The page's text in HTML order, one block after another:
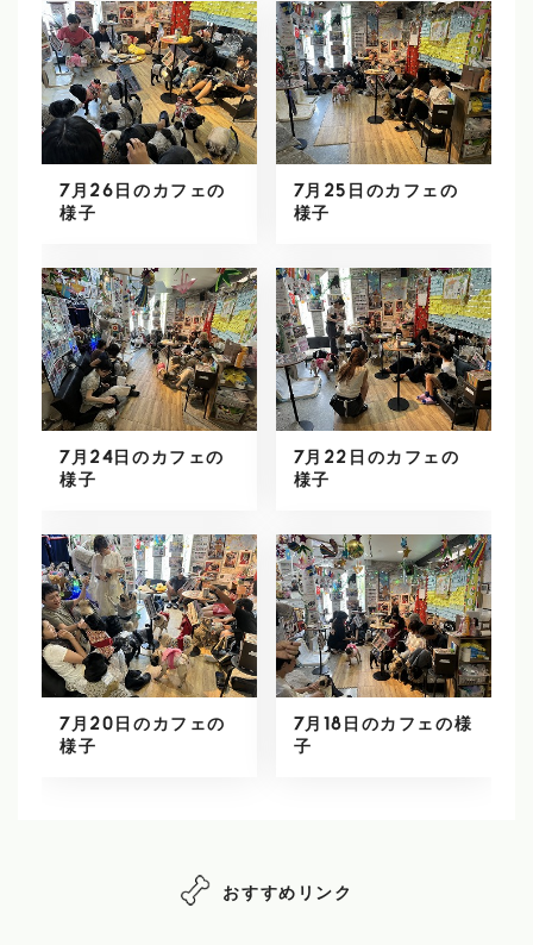
7月26日のカフェの
様子
7月25日のカフェの
様子
7月24日のカフェの
様子
7月22日のカフェの
様子
7月20日のカフェの
様子
7月18日のカフェの様
子
おすすめリンク